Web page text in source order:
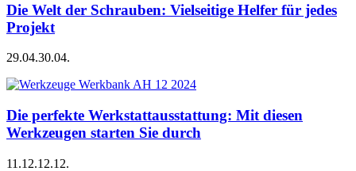
Die Welt der Schrauben: Vielseitige Helfer für jedes
Projekt
29.04.30.04.
Die perfekte Werkstattausstattung: Mit diesen
Werkzeugen starten Sie durch
11.12.12.12.